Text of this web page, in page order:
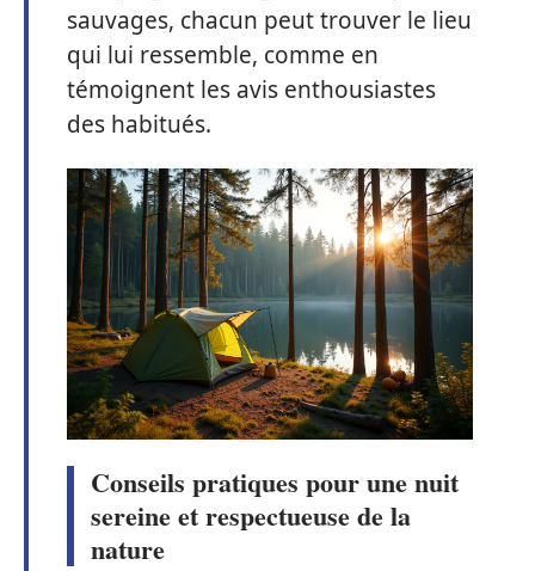
sauvages, chacun peut trouver le lieu
qui lui ressemble, comme en
témoignent les avis enthousiastes
des habitués.
Conseils pratiques pour une nuit
sereine et respectueuse de la
nature